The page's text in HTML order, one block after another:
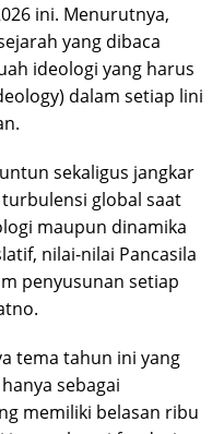
ini. Menurutnya,
yang dibaca
ideologi yang harus
dalam setiap lini
sekaligus jangkar
global saat
maupun dinamika
nilai-nilai Pancasila
penyusunan setiap
tema tahun ini yang
sebagai
memiliki belasan ribu